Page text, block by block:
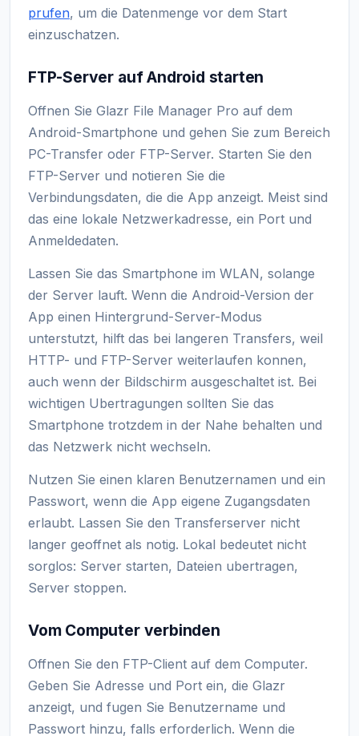
prufen, um die Datenmenge vor dem Start
einzuschatzen.
FTP-Server auf Android starten
Offnen Sie Glazr File Manager Pro auf dem
Android-Smartphone und gehen Sie zum Bereich
PC-Transfer oder FTP-Server. Starten Sie den
FTP-Server und notieren Sie die
Verbindungsdaten, die die App anzeigt. Meist sind
das eine lokale Netzwerkadresse, ein Port und
Anmeldedaten.
Lassen Sie das Smartphone im WLAN, solange
der Server lauft. Wenn die Android-Version der
App einen Hintergrund-Server-Modus
unterstutzt, hilft das bei langeren Transfers, weil
HTTP- und FTP-Server weiterlaufen konnen,
auch wenn der Bildschirm ausgeschaltet ist. Bei
wichtigen Ubertragungen sollten Sie das
Smartphone trotzdem in der Nahe behalten und
das Netzwerk nicht wechseln.
Nutzen Sie einen klaren Benutzernamen und ein
Passwort, wenn die App eigene Zugangsdaten
erlaubt. Lassen Sie den Transferserver nicht
langer geoffnet als notig. Lokal bedeutet nicht
sorglos: Server starten, Dateien ubertragen,
Server stoppen.
Vom Computer verbinden
Offnen Sie den FTP-Client auf dem Computer.
Geben Sie Adresse und Port ein, die Glazr
anzeigt, und fugen Sie Benutzername und
Passwort hinzu, falls erforderlich. Wenn die